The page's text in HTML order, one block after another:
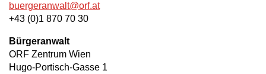
buergeranwalt@orf.at
+43 (0)1 870 70 30
Bürgeranwalt
ORF Zentrum Wien
Hugo-Portisch-Gasse 1